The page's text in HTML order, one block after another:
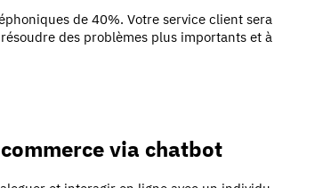
de 40%. Votre service client sera
des problèmes plus importants et à
via chatbot